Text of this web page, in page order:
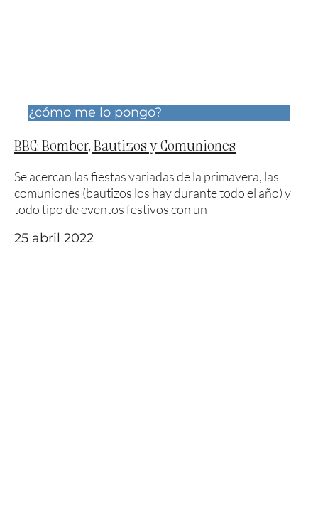
¿cómo me lo pongo?
BBC: Bomber, Bautizos y Comuniones
Se acercan las fiestas variadas de la primavera, las
comuniones (bautizos los hay durante todo el año) y
todo tipo de eventos festivos con un
25 abril 2022